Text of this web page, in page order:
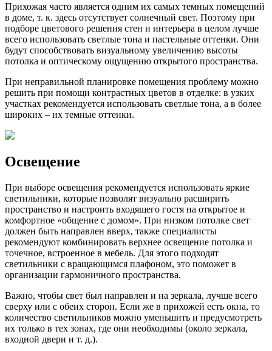
Прихожая часто является одним их самых темных помещений
в доме, т. к. здесь отсутствует солнечный свет. Поэтому при
подборе цветового решения стен и интерьера в целом лучше
всего использовать светлые тона и пастельные оттенки. Они
будут способствовать визуальному увеличению высоты
потолка и оптическому ощущению открытого пространства.
При неправильной планировке помещения проблему можно
решить при помощи контрастных цветов в отделке: в узких
участках рекомендуется использовать светлые тона, а в более
широких – их темные оттенки.
Освещение
При выборе освещения рекомендуется использовать яркие
светильники, которые позволят визуально расширить
пространство и настроить входящего гостя на открытое и
комфортное «общение с домом». При низком потолке свет
должен быть направлен вверх, также специалисты
рекомендуют комбинировать верхнее освещение потолка и
точечное, встроенное в мебель. Для этого подходят
светильники с вращающимся плафоном, это поможет в
организации гармоничного пространства.
Важно, чтобы свет был направлен и на зеркала, лучше всего
сверху или с обеих сторон. Если же в прихожей есть окна, то
количество светильников можно уменьшить и предусмотреть
их только в тех зонах, где они необходимы (около зеркала,
входной двери и т. д.).